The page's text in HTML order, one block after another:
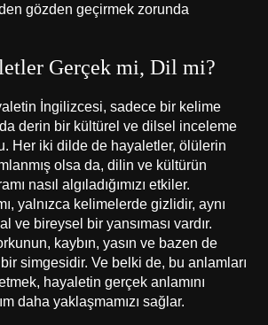
gözden geçirmek zorunda
Gerçek mi, Dil mi?
İngilizcesi, sadece bir kelime
derin bir kültürel ve dilsel inceleme
Her iki dilde de hayaletler, ölülerin
olsa da, dilin ve kültürün
nasıl algıladığımızı etkiler.
yalnızca kelimelerde gizlidir, aynı
ve bireysel bir yansıması vardır.
kaybın, yasın ve bazen de
simgesidir. Ve belki de, bu anlamları
hayaletin gerçek anlamını
daha yaklaşmamızı sağlar.